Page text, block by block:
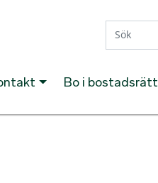
Bo i bostadsrätt